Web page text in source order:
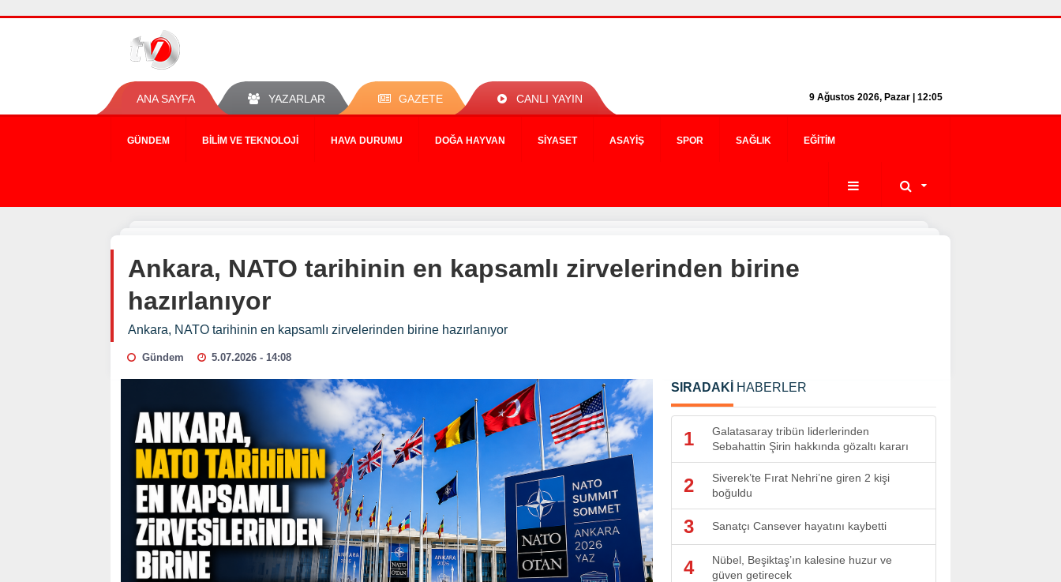
ANA SAYFA YAZARLAR GAZETE CANLI YAYIN 9 Ağustos 2026, Pazar | 12:05
GÜNDEM BILIM VE TEKNOLOJI HAVA DURUMU DOĞA HAYVAN SIYASET ASAYIŞ SPOR SAĞLIK EĞITIM
Ankara, NATO tarihinin en kapsamlı zirvelerinden birine
hazırlanıyor
Ankara, NATO tarihinin en kapsamlı zirvelerinden birine hazırlanıyor
Gündem 5.07.2026 - 14:08
SIRADAKİ HABERLER
1
Galatasaray tribün liderlerinden
Sebahattin Şirin hakkında gözaltı kararı
2
Siverek’te Fırat Nehri’ne giren 2 kişi
boğuldu
3 Sanatçı Cansever hayatını kaybetti
4
Nübel, Beşiktaş’ın kalesine huzur ve
güven getirecek